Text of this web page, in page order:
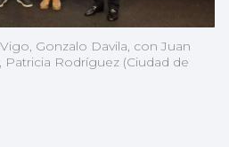
Gonzalo Davila, con Juan
Patricia Rodríguez (Ciudad de